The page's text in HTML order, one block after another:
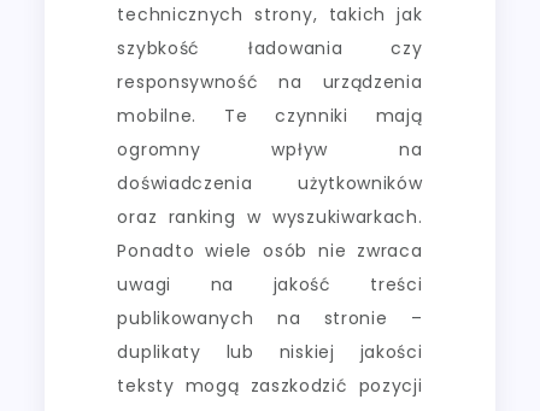
technicznych strony, takich jak
szybkość ładowania czy
responsywność na urządzenia
mobilne. Te czynniki mają
ogromny wpływ na
doświadczenia użytkowników
oraz ranking w wyszukiwarkach.
Ponadto wiele osób nie zwraca
uwagi na jakość treści
publikowanych na stronie –
duplikaty lub niskiej jakości
teksty mogą zaszkodzić pozycji